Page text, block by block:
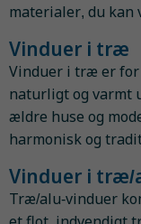
materialer, du kan
Vinduer i træ
Vinduer i træ er for
naturligt og varmt
ældre huse og
harmonisk og
Vinduer i træ/
Træ/alu-vinduer